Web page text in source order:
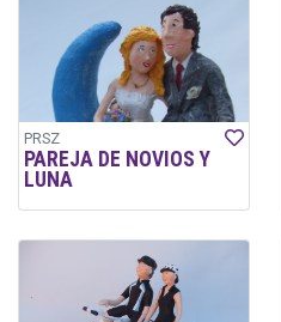
PRSZ
PAREJA DE NOVIOS Y
LUNA